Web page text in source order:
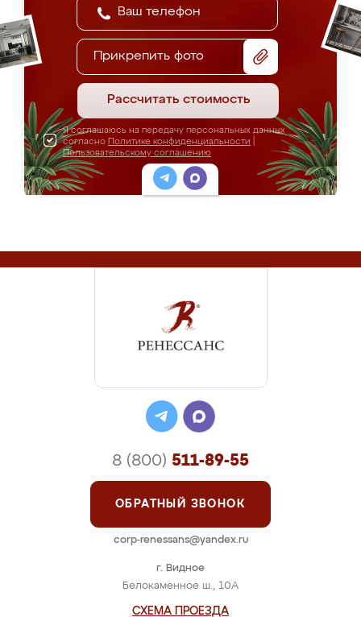
Прикрепить фото
Рассчитать стоимость
Я соглашаюсь на передачу персональных данных
согласно Политике конфиденциальности
Пользовательскому соглашению
г. Видное
Белокаменное ш., 10А
СХЕМА ПРОЕЗДА
8 (800) 511-89-55
ОБРАТНЫЙ ЗВОНОК
corp-renessans@yandex.ru